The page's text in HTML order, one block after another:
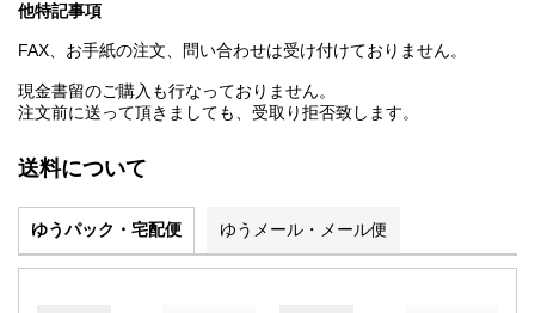
他特記事項
FAX、お手紙の注文、問い合わせは受け付けておりません。
現金書留のご購入も行なっておりません。
注文前に送って頂きましても、受取り拒否致します。
送料について
ゆうパック・宅配便 ゆうメール・メール便